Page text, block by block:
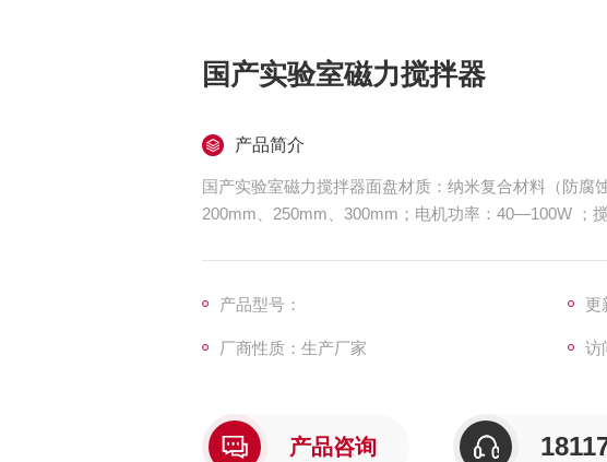
国产实验室磁力搅拌器
产品简介
国产实验室磁力搅拌器面盘材质：纳米复合材料（防腐
200mm、250mm、300mm；电机功率：40—100W ；
产品型号： 更
厂商性质：生产厂家 访
产品咨询